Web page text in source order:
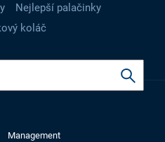
Nejlepší palačinky
koláč
Management